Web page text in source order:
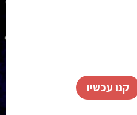
קנו עכשיו